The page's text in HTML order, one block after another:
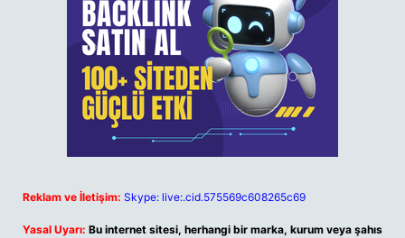
Reklam ve İletişim: Skype: live:.cid.575569c608265c69
Yasal Uyarı: Bu internet sitesi, herhangi bir marka, kurum veya şahıs